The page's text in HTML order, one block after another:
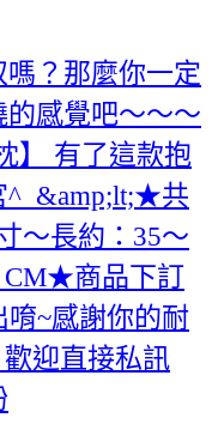
？那麼你一定
感覺吧～～～
】 有了這款抱
^_&amp;lt;★共
～長約：35～
CM★商品下訂
唷~感謝你的耐
迎直接私訊